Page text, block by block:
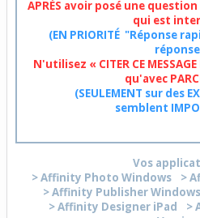
APRÈS avoir posé une
qui est
(EN PRIORITÉ "Réponse
N'utilisez « CITER CE MESSAGE
qu'avec
(SEULEMENT sur des
semblent
Vos
> Affinity Photo Windows
>
> Affinity Publisher Windows
> Affinity Designer iPad
>